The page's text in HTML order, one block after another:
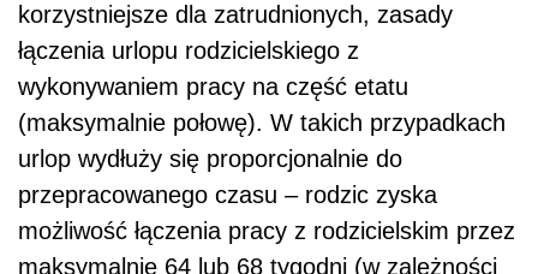
korzystniejsze dla zatrudnionych, zasady
łączenia urlopu rodzicielskiego z
wykonywaniem pracy na część etatu
(maksymalnie połowę). W takich przypadkach
urlop wydłuży się proporcjonalnie do
przepracowanego czasu – rodzic zyska
możliwość łączenia pracy z rodzicielskim przez
maksymalnie 64 lub 68 tygodni (w zależności